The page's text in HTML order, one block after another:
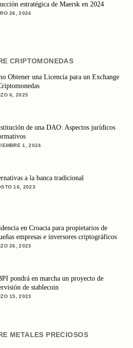
estratégica de Maersk en 2024
26, 2024
CRIPTOMONEDAS
Obtener una Licencia para un Exchange
6, 2025
de una DAO: Aspectos jurídicos
1, 2024
a la banca tradicional
16, 2023
en Croacia para propietarios de
empresas e inversores criptográficos
26, 2023
pondrá en marcha un proyecto de
de stablecoin
15, 2023
METALES PRECIOSOS